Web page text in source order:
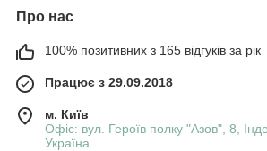
Про нас
100% позитивних з 165 відгуків за рік
Працює з 29.09.2018
м. Київ
Офіс: вул. Героїв полку "Азов", 8,
Україна